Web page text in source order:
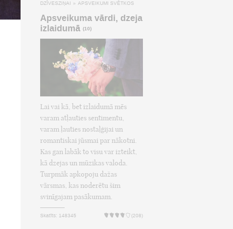
DZĪVESZIŅAI » APSVEIKUMI SVĒTKOS
Apsveikuma vārdi, dzeja
izlaidumā (10)
Lai vai kā, bet izlaidumā mēs
varam atļauties sentimentu,
varam ļauties nostaļģijai un
romantiskai jūsmai par nākotni.
Kas gan labāk to visu var izteikt,
kā dzejas un mūzikas valoda.
Turpmāk apkopoju dažas
vārsmas, kas noderētu šim
svinīgajam pasākumam.
Skatīts: 148345 (208)